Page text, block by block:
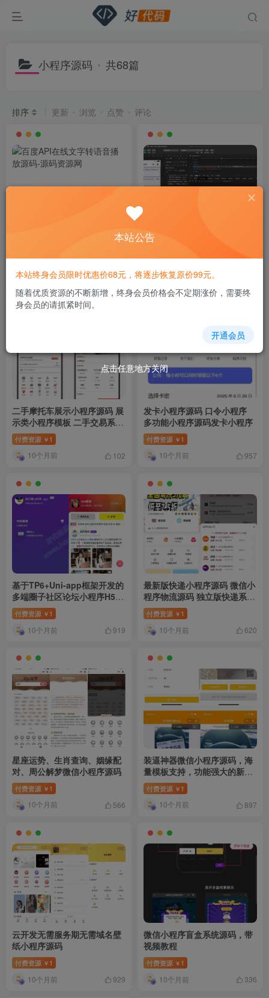
小程序源码 共68篇
排序 更新 浏览 点赞 评论
百度API在线文字转语音播放
10个月前 10
微信流量主小程序源码 幽默朋
器
10个月前
二手摩托车展示小程序源码 展
示类小程序模板 二手交易系统
源码
付费资源 ￥ 1
10个月前 102
发卡小程序源码 口令小程序
多功能小程序源码发卡小程序
付费资源 ￥ 1
10个月前 957
基于TP6+Uni-app框架开发的
多端圈子社区论坛小程序H5系
统,带数据库和安装教程
付费资源 ￥ 1
10个月前 919
最新版快递小程序源码 微信小
程序物流源码 独立版快递系统
跑腿小程序源码 附教程
付费资源 ￥ 1
10个月前 620
星座运势、生肖查询、姻缘配
对、周公解梦微信小程序源码
付费资源 ￥ 1
10个月前 566
装逼神器微信小程序源码，海
量模板支持，功能强大的新版
UI付费资源 ￥ 1
10个月前 897
云开发无需服务期无需域名壁
纸小程序源码
付费资源 ￥ 1
10个月前 929
微信小程序盲盒系统源码，带
视频教程
付费资源 ￥ 1
10个月前 336
点击任意地方关闭
点击任意地方关闭
本站公告
本站终身会员限时优惠价68元，将逐步恢复原价99元。
随着优质资源的不断新增，终身会员价格会不定期涨价，需要终
身会员的请抓紧时间。
开通会员